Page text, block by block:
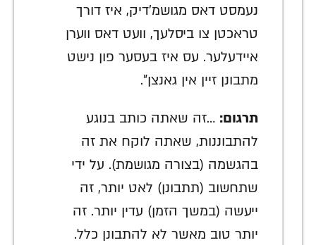
נעמסט דאס מגושמ'דיק, איז דורך
טראכטן צו ביסלעך, וועט דאס ווערן
איידעלער. עס איז בעסער פון נישט
מתבונן זיין אין גאנצן".
תרגום: …זה שאתה כותב בנוגע
להתבוננות, שאתה לוקח את זה
בהגשמה (בצורה מגושמת). על ידי
שתחשוב (תתבונן) לאט יותר, זה
ייעשה (במשך הזמן) עדין יותר. זה
יותר טוב מאשר לא להתבונן כלל.